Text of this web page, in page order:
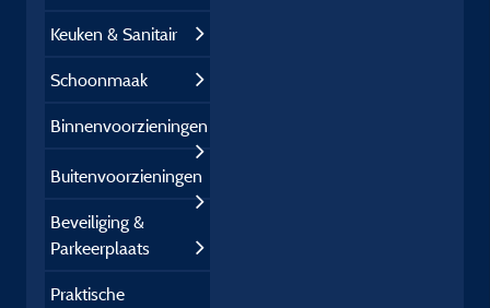
Keuken & Sanitair
Schoonmaak
Binnenvoorzieningen
Buitenvoorzieningen
Beveiliging &
Parkeerplaats
Praktische